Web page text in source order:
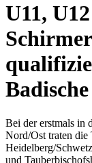
U11,
Bei der erstmals in
Nord/Ost traten die
Heidelberg/
und